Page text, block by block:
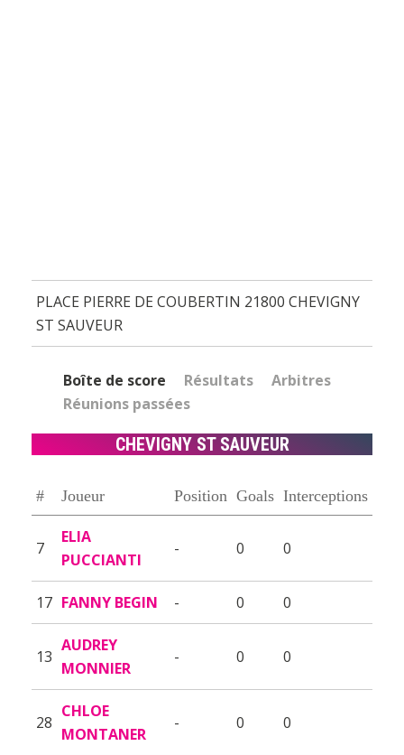
PLACE PIERRE DE COUBERTIN 21800 CHEVIGNY
ST SAUVEUR
Boîte de score Résultats
Arbitres
Réunions passées
CHEVIGNY ST SAUVEUR
# Joueur Position Goals Interceptions
7
ELIA
PUCCIANTI
- 0 0
17 FANNY BEGIN - 0 0
13
AUDREY
MONNIER
- 0 0
28
CHLOE
MONTANER
- 0 0